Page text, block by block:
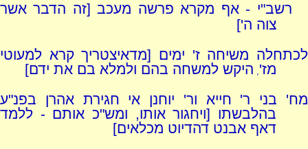
רשב"י - אף מקרא פרשה מעכב [זה הדבר אשר
צוה ה']
לכתחלה משיחה ז' ימים [מדאיצטריך קרא למעוטי
מז' היקש למשחה בהם ולמלא בם את ידם]
מח' בני ר' חייא ור' יוחנן אי חגירת אהרן בפנ"ע
בהלבשתו [ויחגור אותו, ומש"כ אותם - ללמד
דאף אבנט דהדיוט מכלאים]